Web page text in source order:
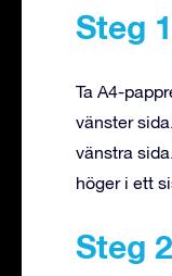
Steg
Ta A4-
vänster
vänstra
höger i ett
Steg